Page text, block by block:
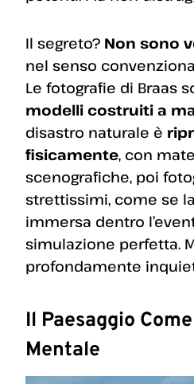
Il segreto? Non sono
nel senso
Le fotografie di Braas
modelli costruiti a
disastro naturale è
fisicamente, con
scenografiche, poi
strettissimi, come se
immersa dentro
simulazione perfetta.
profondamente
Il Paesaggio
Mentale